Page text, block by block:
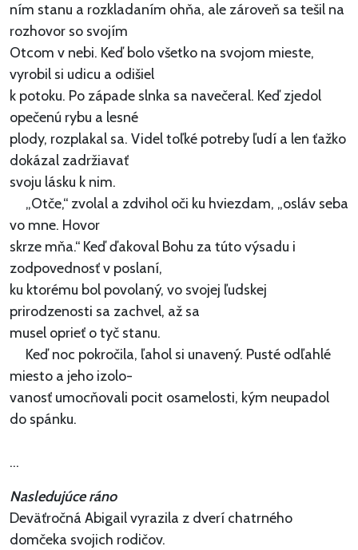
ním stanu a rozkladaním ohňa, ale zároveň sa tešil na
rozhovor so svojím
Otcom v nebi. Keď bolo všetko na svojom mieste,
vyrobil si udicu a odišiel
k potoku. Po západe slnka sa navečeral. Keď zjedol
opečenú rybu a lesné
plody, rozplakal sa. Videl toľké potreby ľudí a len ťažko
dokázal zadržiavať
svoju lásku k nim.
„Otče,“ zvolal a zdvihol oči ku hviezdam, „osláv seba
vo mne. Hovor
skrze mňa.“ Keď ďakoval Bohu za túto výsadu i
zodpovednosť v poslaní,
ku ktorému bol povolaný, vo svojej ľudskej
prirodzenosti sa zachvel, až sa
musel oprieť o tyč stanu.
Keď noc pokročila, ľahol si unavený. Pusté odľahlé
miesto a jeho izolo-
vanosť umocňovali pocit osamelosti, kým neupadol
do spánku.
...
Nasledujúce ráno
Deväťročná Abigail vyrazila z dverí chatrného
domčeka svojich rodičov.